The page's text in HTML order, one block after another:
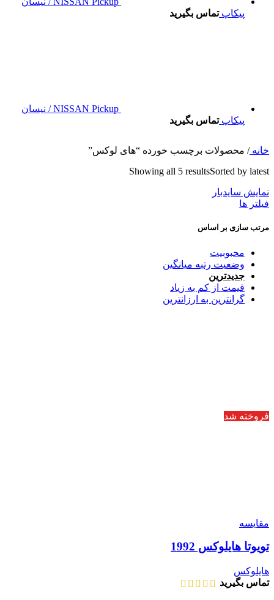
پیکاپتماس بگیرید
NISSAN Pickup / نیسان
پیکاپتماس بگیرید
خانه/ محصولات برچسب خورده “های لوکس”
Showing all 5 resultsSorted by latest
نمایش سایدبار
فیلتر ها
مرتب سازی بر اساس
محبوبیت
وضعیت رتبه میانگین
جدیدترین
قیمت از کم به زیاد
گرانترین به ارزانترین
فروخته شد
مقایسه
تویوتا هایلوکس 1992
هایلوکس
تماس بگیرید